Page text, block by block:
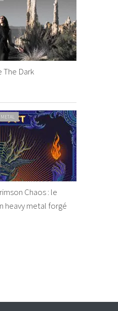
The Dark
Chaos : le
heavy metal forgé